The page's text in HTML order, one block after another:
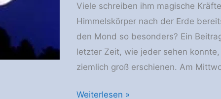
Viele schreiben ihm magische
Himmelskörper nach der Erde
den Mond so besonders? Ein
letzter Zeit, wie jeder sehen
ziemlich groß erschienen. Am
Der
Weiterlesen »